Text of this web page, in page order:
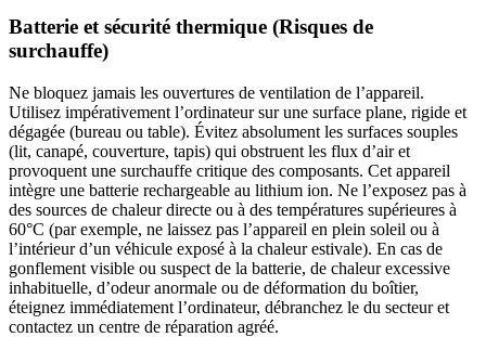
Batterie et sécurité thermique (Risques de
surchauffe)
Ne bloquez jamais les ouvertures de ventilation de l’appareil.
Utilisez impérativement l’ordinateur sur une surface plane, rigide et
dégagée (bureau ou table). Évitez absolument les surfaces souples
(lit, canapé, couverture, tapis) qui obstruent les flux d’air et
provoquent une surchauffe critique des composants. Cet appareil
intègre une batterie rechargeable au lithium ion. Ne l’exposez pas à
des sources de chaleur directe ou à des températures supérieures à
60°C (par exemple, ne laissez pas l’appareil en plein soleil ou à
l’intérieur d’un véhicule exposé à la chaleur estivale). En cas de
gonflement visible ou suspect de la batterie, de chaleur excessive
inhabituelle, d’odeur anormale ou de déformation du boîtier,
éteignez immédiatement l’ordinateur, débranchez le du secteur et
contactez un centre de réparation agréé.